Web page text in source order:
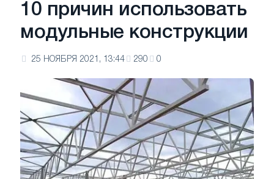
10 причин использовать
модульные конструкции
25 НОЯБРЯ 2021, 13:44 290 0